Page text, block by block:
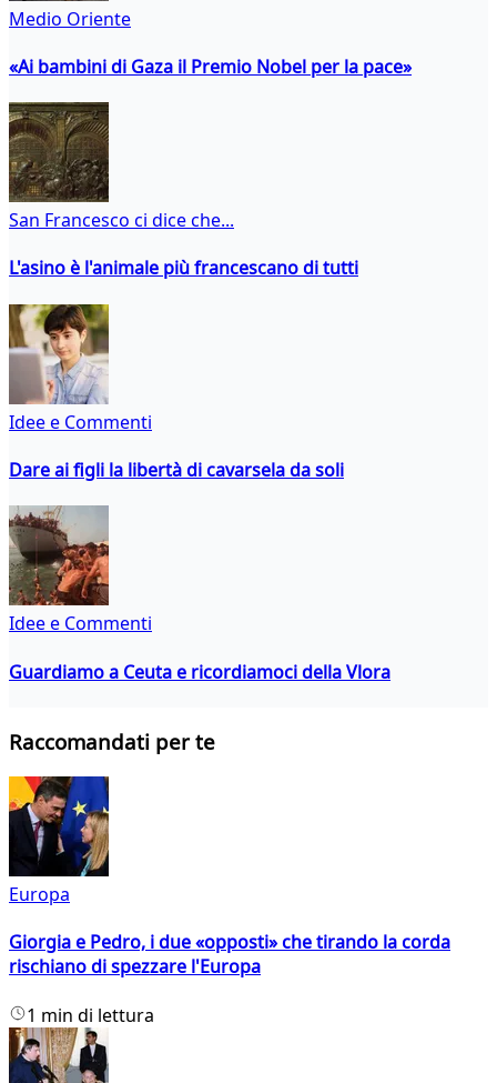
Medio Oriente
«Ai bambini di Gaza il Premio Nobel per la pace»
San Francesco ci dice che...
L'asino è l'animale più francescano di tutti
Idee e Commenti
Dare ai figli la libertà di cavarsela da soli
Idee e Commenti
Guardiamo a Ceuta e ricordiamoci della Vlora
Raccomandati per te
Europa
Giorgia e Pedro, i due «opposti» che tirando la corda
rischiano di spezzare l'Europa
1 min di lettura